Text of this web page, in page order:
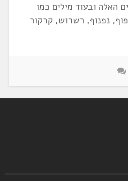
האלה ובעוד מילים כמו
נפנוף, רשרוש, קרקור